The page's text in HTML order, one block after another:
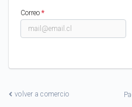
Correo *
volver a comercio